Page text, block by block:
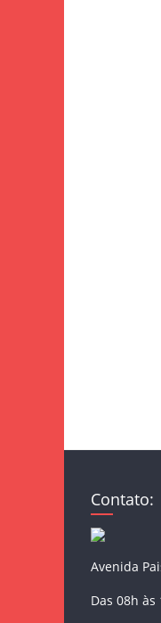
Contato:
Avenida
Das 08h